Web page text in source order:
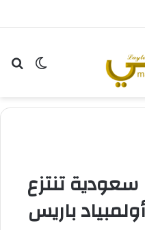
الوضع
سعودية تنتزع
باريس